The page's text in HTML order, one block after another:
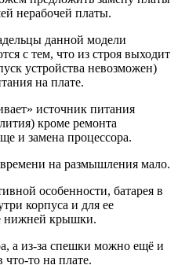
нерабочей платы.
данной модели
с тем, что из строя выходит
устройства невозможен)
на плате.
источник питания
кроме ремонта
и замена процессора.
на размышления мало.
особенности, батарея в
корпуса и для ее
нижней крышки.
а из-за спешки можно ещё и
что-то на плате.